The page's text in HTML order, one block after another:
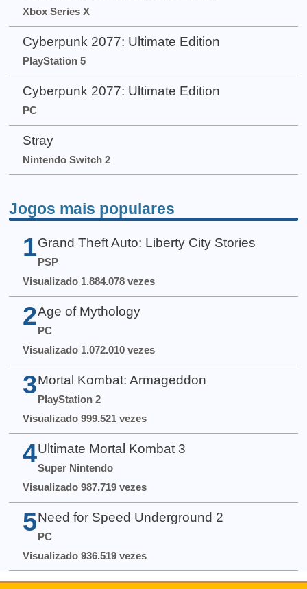
Xbox Series X
Cyberpunk 2077: Ultimate Edition
PlayStation 5
Cyberpunk 2077: Ultimate Edition
PC
Stray
Nintendo Switch 2
Jogos mais populares
1 Grand Theft Auto: Liberty City Stories
PSP
Visualizado 1.884.078 vezes
2 Age of Mythology
PC
Visualizado 1.072.010 vezes
3 Mortal Kombat: Armageddon
PlayStation 2
Visualizado 999.521 vezes
4 Ultimate Mortal Kombat 3
Super Nintendo
Visualizado 987.719 vezes
5 Need for Speed Underground 2
PC
Visualizado 936.519 vezes